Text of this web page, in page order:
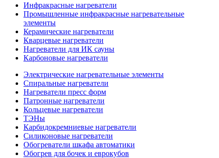
Инфракрасные нагреватели
Промышленные инфракрасные нагревательные
элементы
Керамические нагреватели
Кварцевые нагреватели
Нагреватели для ИК сауны
Карбоновые нагреватели
Электрические нагревательные элементы
Спиральные нагреватели
Нагреватели пресс форм
Патронные нагреватели
Кольцевые нагреватели
ТЭНы
Карбидокремниевые нагреватели
Силиконовые нагреватели
Обогреватели шкафа автоматики
Обогрев для бочек и еврокубов